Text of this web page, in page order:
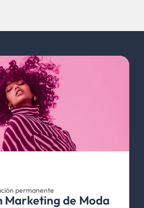
permanente
Marketing de Moda